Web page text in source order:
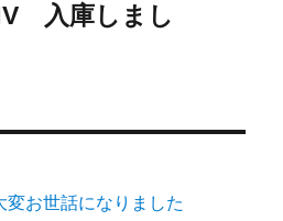
入庫しまし
お世話になりました